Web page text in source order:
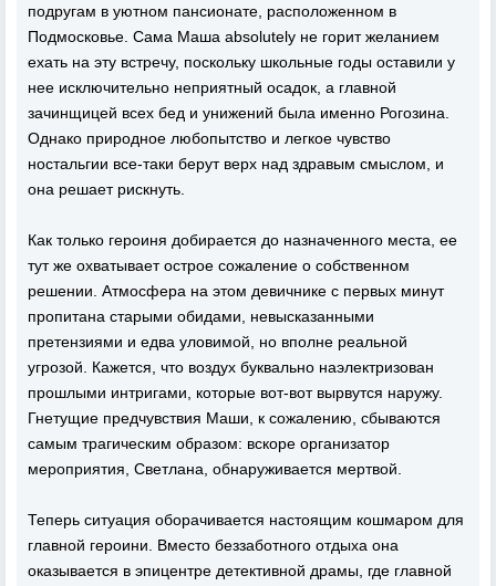
подругам в уютном пансионате, расположенном в
Подмосковье. Сама Маша absolutely не горит желанием
ехать на эту встречу, поскольку школьные годы оставили у
нее исключительно неприятный осадок, а главной
зачинщицей всех бед и унижений была именно Рогозина.
Однако природное любопытство и легкое чувство
ностальгии все-таки берут верх над здравым смыслом, и
она решает рискнуть.
Как только героиня добирается до назначенного места, ее
тут же охватывает острое сожаление о собственном
решении. Атмосфера на этом девичнике с первых минут
пропитана старыми обидами, невысказанными
претензиями и едва уловимой, но вполне реальной
угрозой. Кажется, что воздух буквально наэлектризован
прошлыми интригами, которые вот-вот вырвутся наружу.
Гнетущие предчувствия Маши, к сожалению, сбываются
самым трагическим образом: вскоре организатор
мероприятия, Светлана, обнаруживается мертвой.
Теперь ситуация оборачивается настоящим кошмаром для
главной героини. Вместо беззаботного отдыха она
оказывается в эпицентре детективной драмы, где главной